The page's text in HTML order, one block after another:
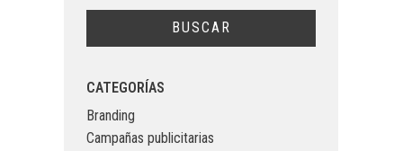
CATEGORÍAS
Branding
Campañas publicitarias